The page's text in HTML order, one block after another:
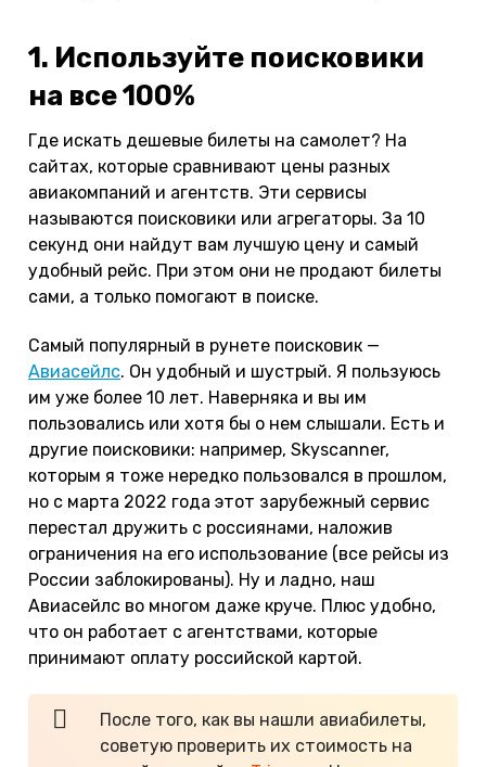
1. Используйте поисковики
на все 100%
Где искать дешевые билеты на самолет? На
сайтах, которые сравнивают цены разных
авиакомпаний и агентств. Эти сервисы
называются поисковики или агрегаторы. За 10
секунд они найдут вам лучшую цену и самый
удобный рейс. При этом они не продают билеты
сами, а только помогают в поиске.
Самый популярный в рунете поисковик —
Авиасейлс. Он удобный и шустрый. Я пользуюсь
им уже более 10 лет. Наверняка и вы им
пользовались или хотя бы о нем слышали. Есть и
другие поисковики: например, Skyscanner,
которым я тоже нередко пользовался в прошлом,
но с марта 2022 года этот зарубежный сервис
перестал дружить с россиянами, наложив
ограничения на его использование (все рейсы из
России заблокированы). Ну и ладно, наш
Авиасейлс во многом даже круче. Плюс удобно,
что он работает с агентствами, которые
принимают оплату российской картой.
После того, как вы нашли авиабилеты,
советую проверить их стоимость на